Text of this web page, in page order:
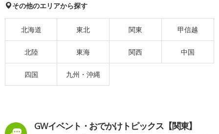
その他のエリアから探す
北海道 東北 関東 甲信越
北陸 東海 関西 中国
四国 九州・沖縄
GWイベント・おでかけトピックス【関東】